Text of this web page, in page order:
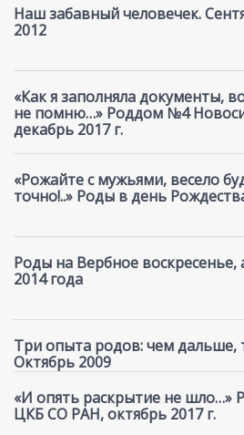
Наш забавный человечек.
2012
«Как я заполняла документы,
не помню…» Роддом №4
декабрь 2017 г.
«Рожайте с мужьями, весело
точно!..» Роды в день
Роды на Вербное воскресенье,
2014 года
Три опыта родов: чем дальше,
Октябрь 2009
«И опять раскрытие не шло…»
ЦКБ СО РАН, октябрь 2017 г.